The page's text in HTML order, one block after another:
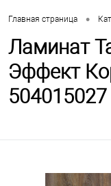
Главная страница •
Ламинат
Эффект
504015027